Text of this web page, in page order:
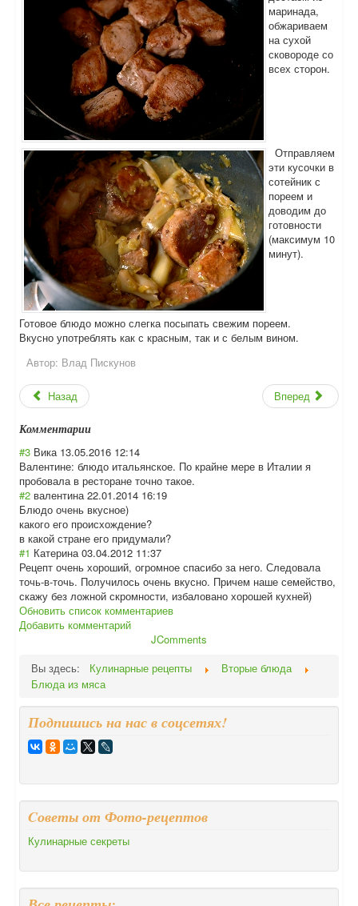
маринада,
обжариваем
на сухой
сковороде со
всех сторон.
Отправляем
эти кусочки в
сотейник с
пореем и
доводим до
готовности
(максимум 10
минут).
Готовое блюдо можно слегка посыпать свежим пореем.
Вкусно употреблять как с красным, так и с белым вином.
Автор: Влад Пискунов
Назад Вперед
Комментарии
#3 Вика 13.05.2016 12:14
Валентине: блюдо итальянское. По крайне мере в Италии я
пробовала в ресторане точно такое.
#2 валентина 22.01.2014 16:19
Блюдо очень вкусное)
какого его происхождение?
в какой стране его придумали?
#1 Катерина 03.04.2012 11:37
Рецепт очень хороший, огромное спасибо за него. Следовала
точь-в-точь. Получилось очень вкусно. Причем наше семейство,
скажу без ложной скромности, избаловано хорошей кухней)
Обновить список комментариев
Добавить комментарий
JComments
Вы здесь:
Кулинарные рецепты
Вторые блюда
Блюда из мяса
Подпишись на нас в соцсетях!
Cоветы от Фото-рецептов
Кулинарные секреты